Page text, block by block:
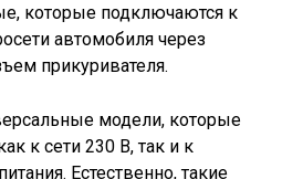
которые подключаются к
автомобиля через
прикуривателя.
модели, которые
к сети 230 В, так и к
Естественно, такие